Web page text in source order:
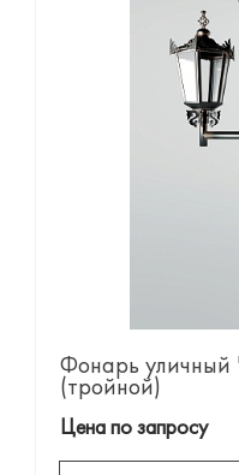
Фонарь уличный
(тройной)
Цена по запросу